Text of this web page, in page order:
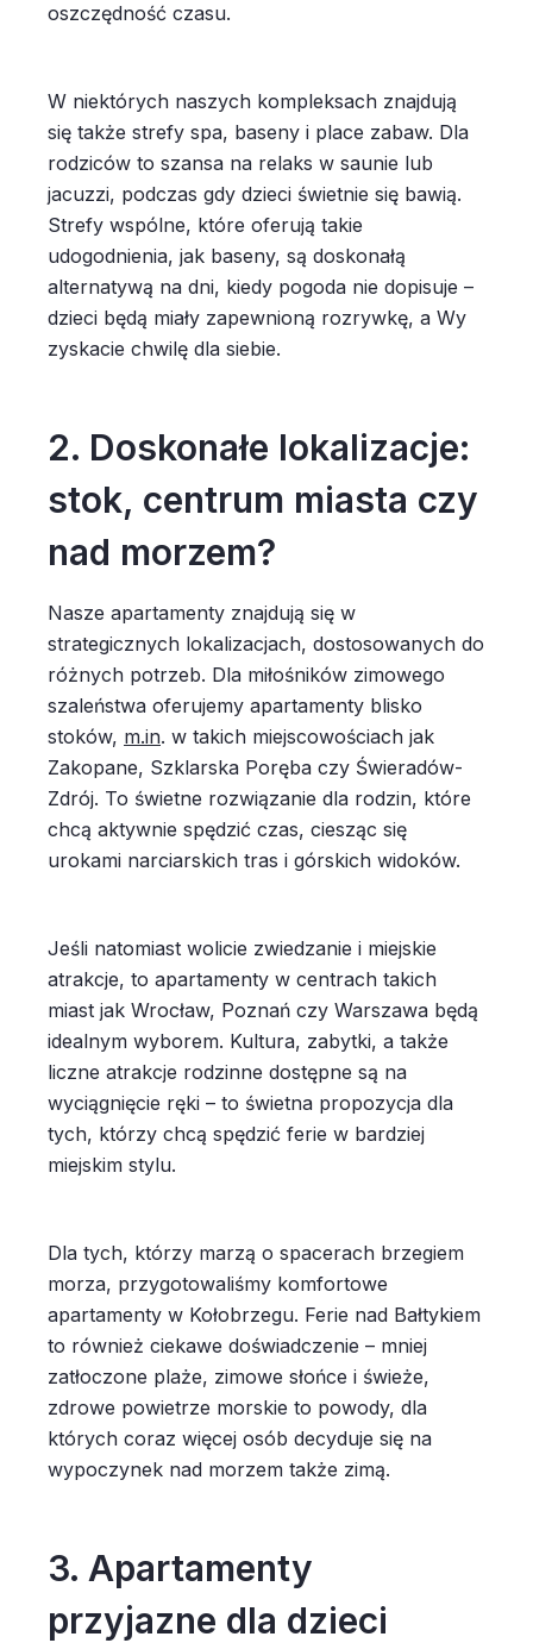
oszczędność czasu.
W niektórych naszych kompleksach znajdują
się także strefy spa, baseny i place zabaw. Dla
rodziców to szansa na relaks w saunie lub
jacuzzi, podczas gdy dzieci świetnie się bawią.
Strefy wspólne, które oferują takie
udogodnienia, jak baseny, są doskonałą
alternatywą na dni, kiedy pogoda nie dopisuje –
dzieci będą miały zapewnioną rozrywkę, a Wy
zyskacie chwilę dla siebie.
2. Doskonałe lokalizacje:
stok, centrum miasta czy
nad morzem?
Nasze apartamenty znajdują się w
strategicznych lokalizacjach, dostosowanych do
różnych potrzeb. Dla miłośników zimowego
szaleństwa oferujemy apartamenty blisko
stoków, m.in. w takich miejscowościach jak
Zakopane, Szklarska Poręba czy Świeradów-
Zdrój. To świetne rozwiązanie dla rodzin, które
chcą aktywnie spędzić czas, ciesząc się
urokami narciarskich tras i górskich widoków.
Jeśli natomiast wolicie zwiedzanie i miejskie
atrakcje, to apartamenty w centrach takich
miast jak Wrocław, Poznań czy Warszawa będą
idealnym wyborem. Kultura, zabytki, a także
liczne atrakcje rodzinne dostępne są na
wyciągnięcie ręki – to świetna propozycja dla
tych, którzy chcą spędzić ferie w bardziej
miejskim stylu.
Dla tych, którzy marzą o spacerach brzegiem
morza, przygotowaliśmy komfortowe
apartamenty w Kołobrzegu. Ferie nad Bałtykiem
to również ciekawe doświadczenie – mniej
zatłoczone plaże, zimowe słońce i świeże,
zdrowe powietrze morskie to powody, dla
których coraz więcej osób decyduje się na
wypoczynek nad morzem także zimą.
3. Apartamenty
przyjazne dla dzieci